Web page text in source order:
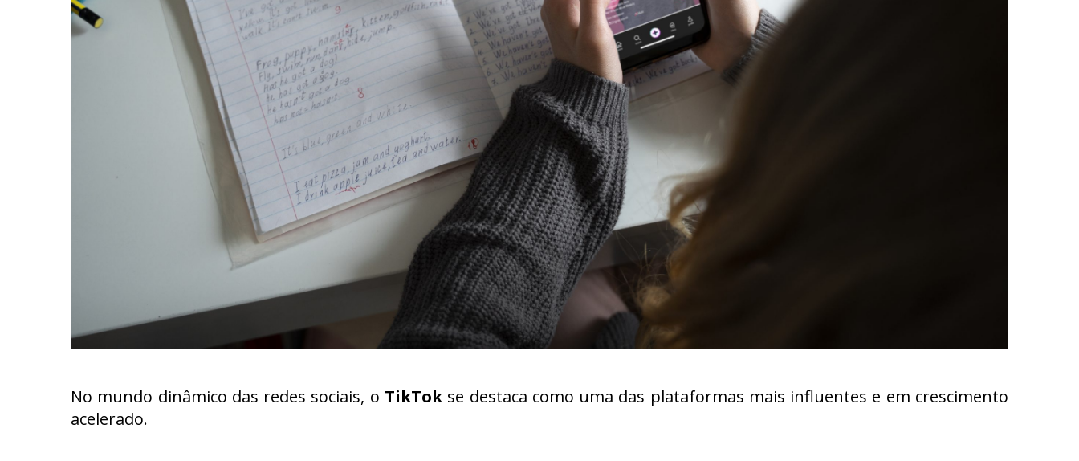
No mundo dinâmico das redes sociais, o TikTokse destaca como uma das plataformas mais influentes e em crescimento
acelerado.